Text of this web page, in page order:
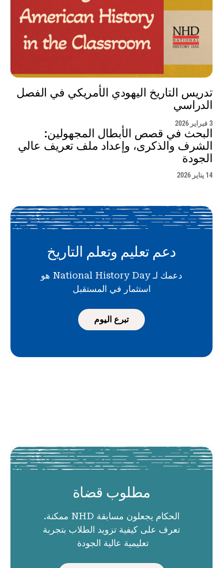
تدريس التاريخ اليهودي الأمريكي في الفصل
الدراسي
3 فبراير 2026
البحث في قصص الأبطال المجهولين:
الشرف والذكرى، وإعداد ملف تعريف عالي
الجودة
14 يناير 2026
دعم تعليم وتعلم التاريخ
دعمك لـ National History Day هو
استثمار في المستقبل
تبرع اليوم
مطلوب قضاة
الحكام يجعلون مسابقة NHD ممكنة.
تعرف على كيفية تزويد الطلاب بتجربة
تعليمية عالية الجودة